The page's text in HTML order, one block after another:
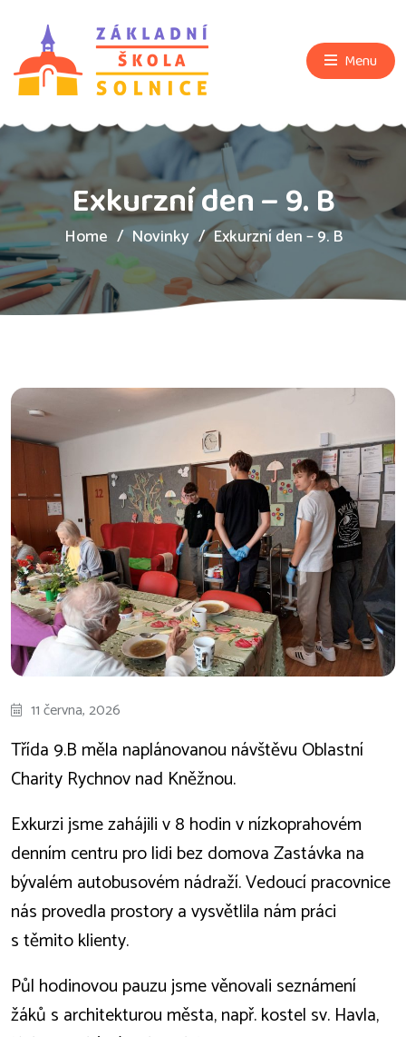
Menu
Exkurzní den – 9. B
Home Novinky Exkurzní den – 9. B
11 června, 2026
Třída 9.B měla naplánovanou návštěvu Oblastní
Charity Rychnov nad Kněžnou.
Exkurzi jsme zahájili v 8 hodin v nízkoprahovém
denním centru pro lidi bez domova Zastávka na
bývalém autobusovém nádraží. Vedoucí pracovnice
nás provedla prostory a vysvětlila nám práci
s těmito klienty.
Půl hodinovou pauzu jsme věnovali seznámení
žáků s architekturou města, např. kostel sv. Havla,